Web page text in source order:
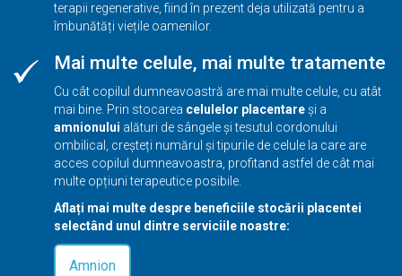
terapii regenerative, fiind în prezent deja utilizată pentru a
îmbunătăți viețile oamenilor.
Mai multe celule, mai multe tratamente
Cu cât copilul dumneavoastră are mai multe celule, cu atât
mai bine. Prin stocarea celulelor placentareși a
amnionului alături de sângele și tesutul cordonului
ombilical, creșteți numărul și tipurile de celule la care are
acces copilul dumneavoastra, profitand astfel de cât mai
multe opțiuni terapeutice posibile.
Aflați mai multe despre beneficiile stocării placentei
selectând unul dintre serviciile noastre:
Amnion